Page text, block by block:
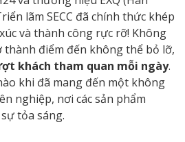
lãm SECC đã chính thức khép
và thành công rực rỡ! Không
thành điểm đến không thể bỏ lỡ,
khách tham quan mỗi ngày.
khi đã mang đến một không
nghiệp, nơi các sản phẩm
tỏa sáng.